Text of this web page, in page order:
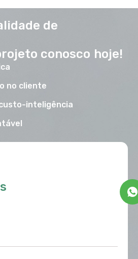
de
conosco hoje!
no cliente
inteligência